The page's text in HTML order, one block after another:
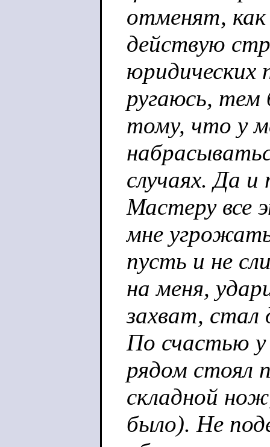
отменят, как
действую
юридических
ругаюсь, тем
тому, что у
случаях. Да
Мастеру все
мне
пусть и не
на меня,
захват,
По счастью у
рядом стоял
складной
было). Не